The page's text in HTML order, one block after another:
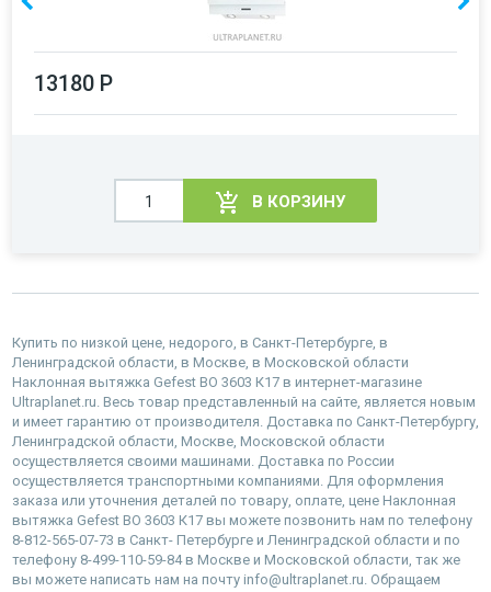
13180 Р
В КОРЗИНУ
Купить по низкой цене, недорого, в Санкт-Петербурге, в
Ленинградской области, в Москве, в Московской области
Наклонная вытяжка Gefest ВО 3603 К17 в интернет-магазине
Ultraplanet.ru. Весь товар представленный на сайте, является новым
и имеет гарантию от производителя. Доставка по Санкт-Петербургу,
Ленинградской области, Москве, Московской области
осуществляется своими машинами. Доставка по России
осуществляется транспортными компаниями. Для оформления
заказа или уточнения деталей по товару, оплате, цене Наклонная
вытяжка Gefest ВО 3603 К17 вы можете позвонить нам по телефону
8-812-565-07-73 в Санкт- Петербурге и Ленинградской области и по
телефону 8-499-110-59-84 в Москве и Московской области, так же
вы можете написать нам на почту info@ultraplanet.ru. Обращаем